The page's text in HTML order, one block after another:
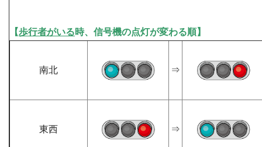
【歩行者がいる時、信号機の点灯が変わる順】
南北 ⇒
東西 ⇒